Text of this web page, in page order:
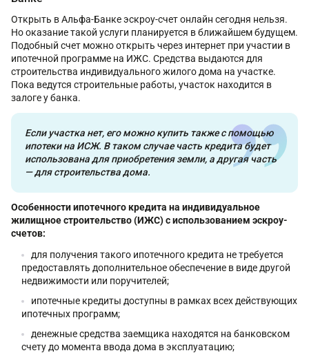
Открыть в Альфа-Банке эскроу-счет онлайн сегодня нельзя.
Но оказание такой услуги планируется в ближайшем будущем.
Подобный счет можно открыть через интернет при участии в
ипотечной программе на ИЖС. Средства выдаются для
строительства индивидуального жилого дома на участке.
Пока ведутся строительные работы, участок находится в
залоге у банка.
Если участка нет, его можно купить также с помощью
ипотеки на ИСЖ. В таком случае часть кредита будет
использована для приобретения земли, а другая часть
— для строительства дома.
Особенности ипотечного кредита на индивидуальное
жилищное строительство (ИЖС) с использованием эскроу-
счетов:
для получения такого ипотечного кредита не требуется
предоставлять дополнительное обеспечение в виде другой
недвижимости или поручителей;
ипотечные кредиты доступны в рамках всех действующих
ипотечных программ;
денежные средства заемщика находятся на банковском
счету до момента ввода дома в эксплуатацию;